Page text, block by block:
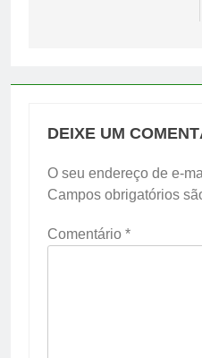
DEIXE UM
O seu endereço de e-
Campos obrigatórios
Comentário *